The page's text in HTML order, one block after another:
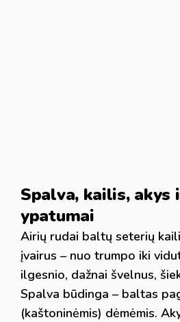
Spalva, kailis,
ypatumai
Airių rudai baltų seterių
įvairus – nuo trumpo iki
ilgesnio, dažnai švelnus,
Spalva būdinga – baltas
(kaštoninėmis) dėmėmis.